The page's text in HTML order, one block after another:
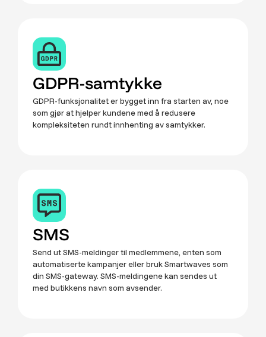
GDPR-samtykke
GDPR-funksjonalitet er bygget inn fra starten av, noe
som gjør at hjelper kundene med å redusere
kompleksiteten rundt innhenting av samtykker.
SMS
Send ut SMS-meldinger til medlemmene, enten som
automatiserte kampanjer eller bruk Smartwaves som
din SMS-gateway. SMS-meldingene kan sendes ut
med butikkens navn som avsender.